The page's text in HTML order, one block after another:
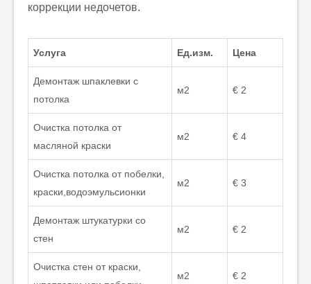
коррекции недочетов.
Услуга Ед.изм. Цена
Демонтаж шпаклевки с
потолка
м2 € 2
Очистка потолка от
масляной краски
м2 € 4
Очистка потолка от побелки,
краски,водоэмульсионки
м2 € 3
Демонтаж штукатурки со
стен
м2 € 2
Очистка стен от краски,
м2 € 2